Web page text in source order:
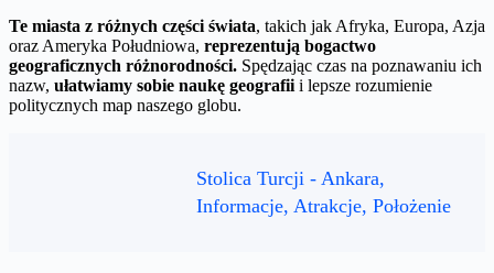
Te miasta z różnych części świata, takich jak Afryka, Europa, Azja
oraz Ameryka Południowa, reprezentują bogactwo
geograficznych różnorodności. Spędzając czas na poznawaniu ich
nazw, ułatwiamy sobie naukę geografii i lepsze rozumienie
politycznych map naszego globu.
Stolica Turcji - Ankara,
Informacje, Atrakcje, Położenie